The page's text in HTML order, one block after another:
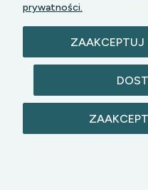
zastrzeżone.
prywatności.
ZAAKCEPTUJ